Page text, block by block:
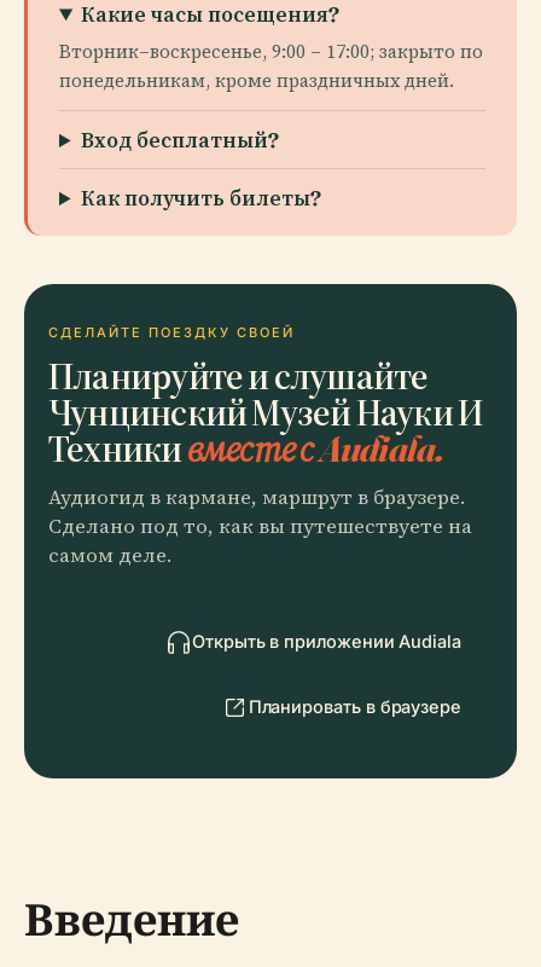
Какие часы посещения?
Вторник–воскресенье, 9:00 – 17:00; закрыто по
понедельникам, кроме праздничных дней.
Вход бесплатный?
Как получить билеты?
СДЕЛАЙТЕ ПОЕЗДКУ СВОЕЙ
Планируйте и слушайте
Чунцинский Музей Науки И
Техникивместе с Audiala.
Аудиогид в кармане, маршрут в браузере.
Сделано под то, как вы путешествуете на
самом деле.
Открыть в приложении Audiala
Планировать в браузере
Введение